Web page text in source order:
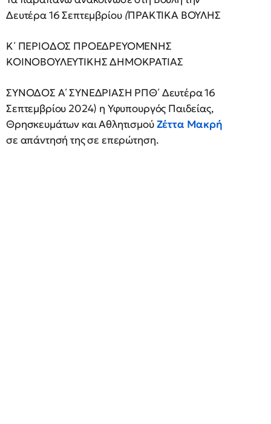
Δευτέρα 16 Σεπτεμβρίου(ΠΡΑΚΤΙΚΑ ΒΟΥΛΗΣ
Κ΄ ΠΕΡΙΟΔΟΣ ΠΡΟΕΔΡΕΥΟΜΕΝΗΣ
ΚΟΙΝΟΒΟΥΛΕΥΤΙΚΗΣ ΔΗΜΟΚΡΑΤΙΑΣ
ΣΥΝΟΔΟΣ Α΄ ΣΥΝΕΔΡΙΑΣΗ ΡΠΘ΄ Δευτέρα 16
Σεπτεμβρίου 2024) η Υφυπουργός Παιδείας,
Θρησκευμάτων και ΑθλητισμούΖέττα Μακρή
σε απάντησή της σε επερώτηση.